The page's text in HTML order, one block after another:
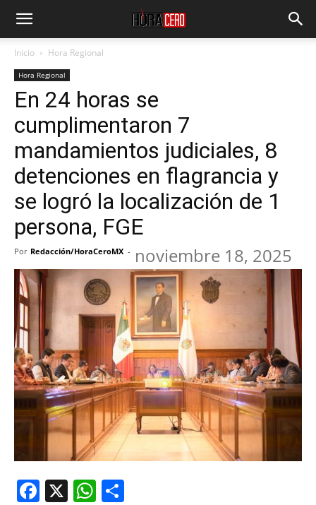
Inicio Hora Regional
Hora Regional
En 24 horas se
cumplimentaron 7
mandamientos judiciales, 8
detenciones en flagrancia y
se logró la localización de 1
persona, FGE
Por Redacción/HoraCeroMX - noviembre 18, 2025
Facebook
X WhatsApp